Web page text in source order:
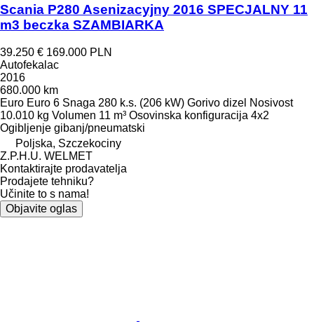
Scania P280 Asenizacyjny 2016 SPECJALNY 11
m3 beczka SZAMBIARKA
39.250 € 169.000 PLN
Autofekalac
2016
680.000 km
Euro Euro 6 Snaga 280 k.s. (206 kW) Gorivo dizel Nosivost
10.010 kg Volumen 11 m³ Osovinska konfiguracija 4x2
Ogibljenje gibanj/pneumatski
Poljska, Szczekociny
Z.P.H.U. WELMET
Kontaktirajte prodavatelja
Prodajete tehniku?
Učinite to s nama!
Objavite oglas